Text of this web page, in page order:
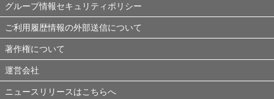
グループ情報セキュリティポリシー
ご利用履歴情報の外部送信について
著作権について
運営会社
ニュースリリースはこちらへ